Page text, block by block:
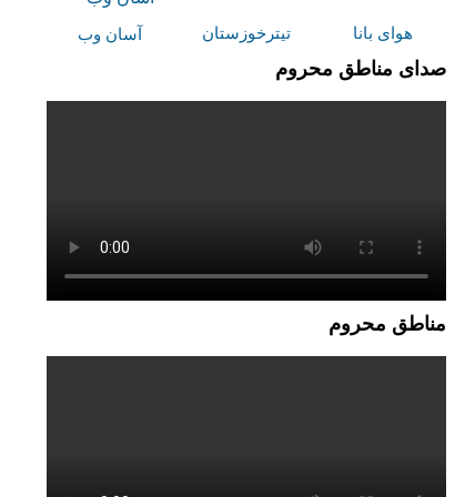
هوای بانا تیترخوزستان آسان وب
صدای مناطق محروم
مناطق محروم